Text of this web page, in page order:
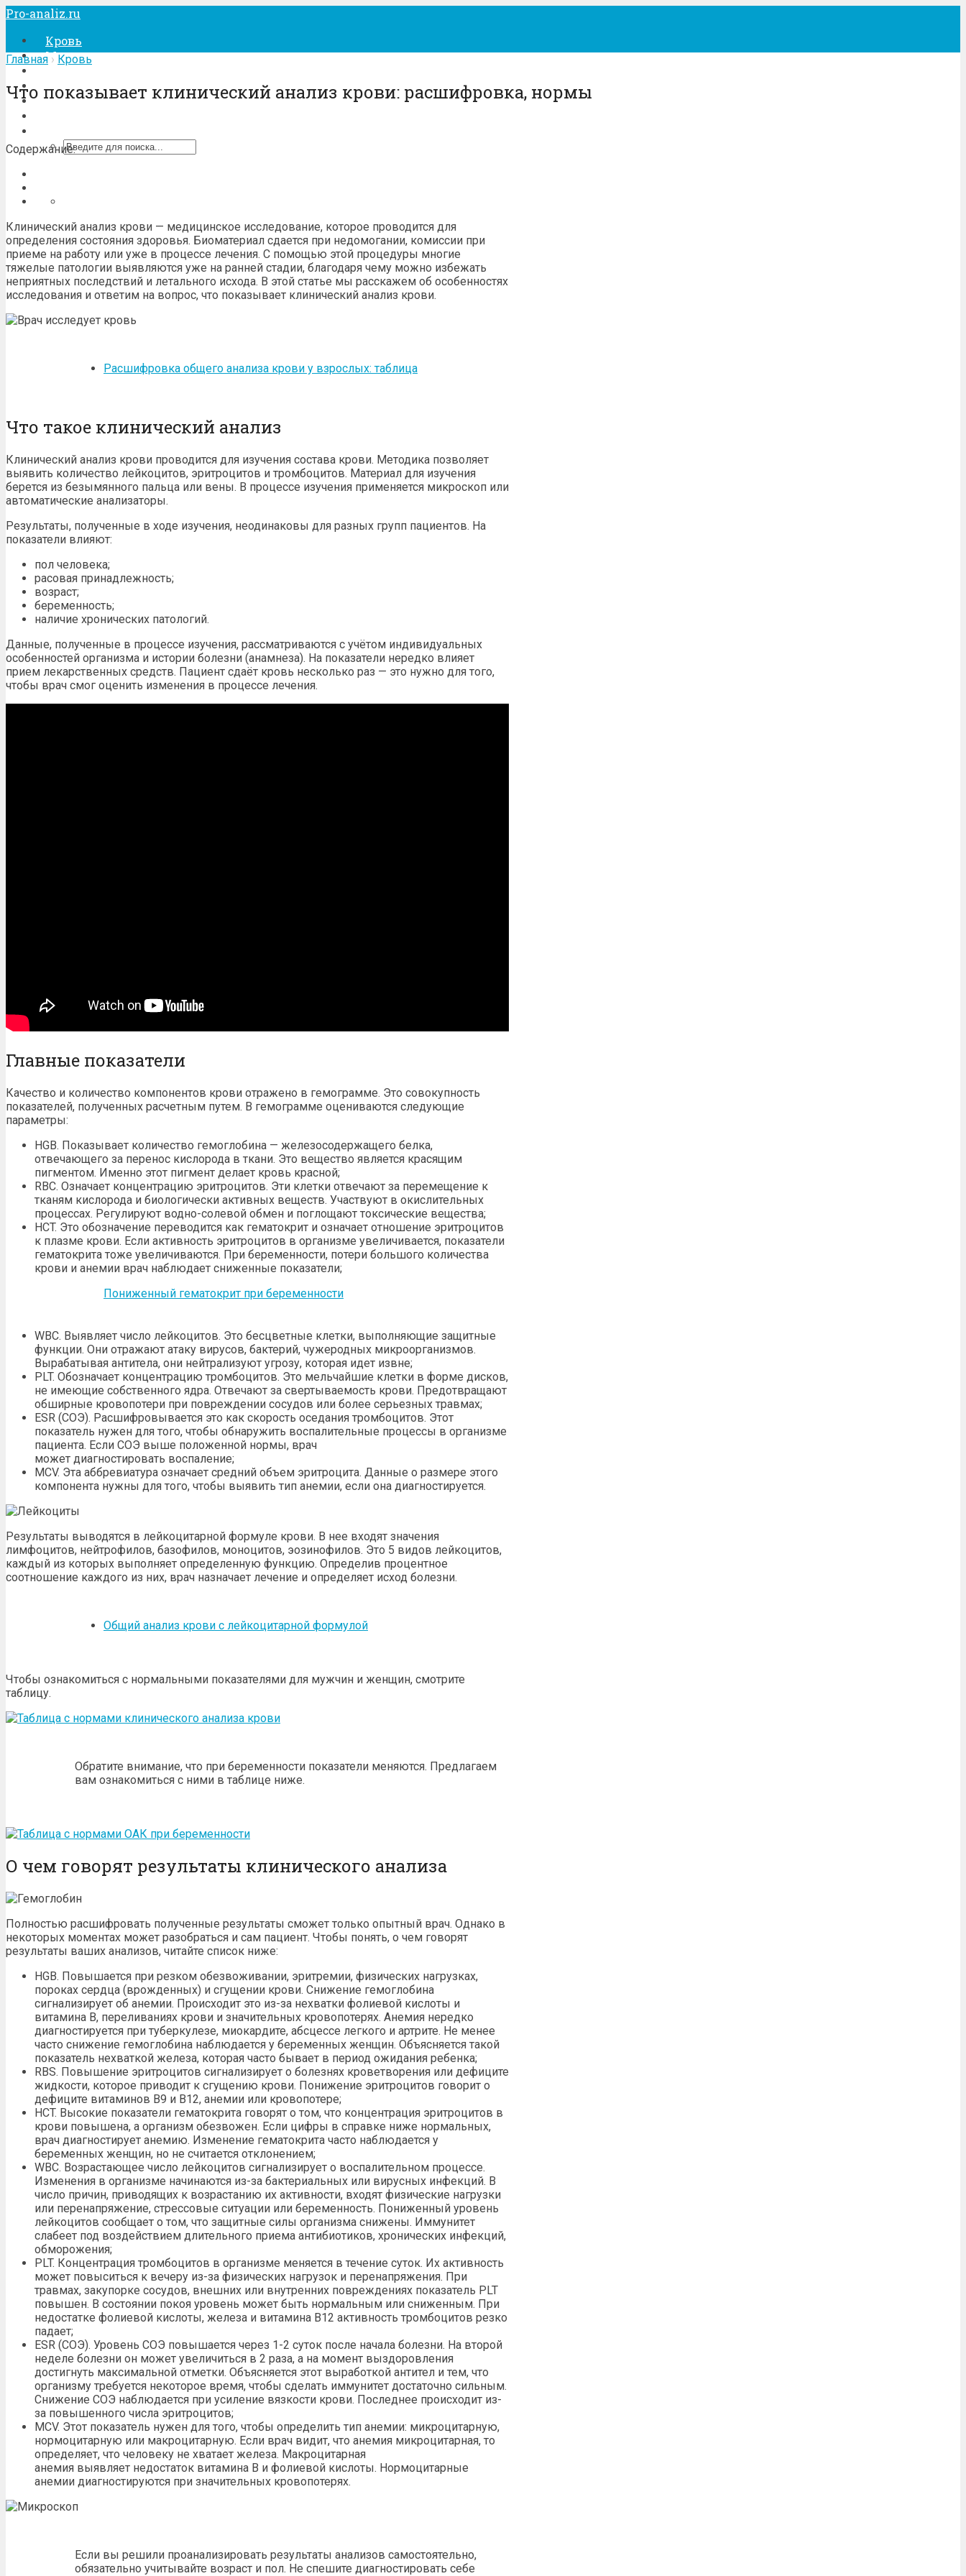
Pro-analiz.ru
Кровь
Моча
Кал
Лечение
Главная › Кровь
Что показывает клинический анализ крови: расшифровка, нормы
Содержание:
Клинический анализ крови — медицинское исследование, которое проводится для
определения состояния здоровья. Биоматериал сдается при недомогании, комиссии при
приеме на работу или уже в процессе лечения. С помощью этой процедуры многие
тяжелые патологии выявляются уже на ранней стадии, благодаря чему можно избежать
неприятных последствий и летального исхода. В этой статье мы расскажем об особенностях
исследования и ответим на вопрос, что показывает клинический анализ крови.
Расшифровка общего анализа крови у взрослых: таблица
Что такое клинический анализ
Клинический анализ крови проводится для изучения состава крови. Методика позволяет
выявить количество лейкоцитов, эритроцитов и тромбоцитов. Материал для изучения
берется из безымянного пальца или вены. В процессе изучения применяется микроскоп или
автоматические анализаторы.
Результаты, полученные в ходе изучения, неодинаковы для разных групп пациентов. На
показатели влияют:
пол человека;
расовая принадлежность;
возраст;
беременность;
наличие хронических патологий.
Данные, полученные в процессе изучения, рассматриваются с учётом индивидуальных
особенностей организма и истории болезни (анамнеза). На показатели нередко влияет
прием лекарственных средств. Пациент сдаёт кровь несколько раз — это нужно для того,
чтобы врач смог оценить изменения в процессе лечения.
Главные показатели
Качество и количество компонентов крови отражено в гемограмме. Это совокупность
показателей, полученных расчетным путем. В гемограмме оцениваются следующие
параметры:
HGB. Показывает количество гемоглобина — железосодержащего белка,
отвечающего за перенос кислорода в ткани. Это вещество является красящим
пигментом. Именно этот пигмент делает кровь красной;
RBC. Означает концентрацию эритроцитов. Эти клетки отвечают за перемещение к
тканям кислорода и биологически активных веществ. Участвуют в окислительных
процессах. Регулируют водно-солевой обмен и поглощают токсические вещества;
HCT. Это обозначение переводится как гематокрит и означает отношение эритроцитов
к плазме крови. Если активность эритроцитов в организме увеличивается, показатели
гематокрита тоже увеличиваются. При беременности, потери большого количества
крови и анемии врач наблюдает сниженные показатели;
Пониженный гематокрит при беременности
WBC. Выявляет число лейкоцитов. Это бесцветные клетки, выполняющие защитные
функции. Они отражают атаку вирусов, бактерий, чужеродных микроорганизмов.
Вырабатывая антитела, они нейтрализуют угрозу, которая идет извне;
PLT. Обозначает концентрацию тромбоцитов. Это мельчайшие клетки в форме дисков,
не имеющие собственного ядра. Отвечают за свертываемость крови. Предотвращают
обширные кровопотери при повреждении сосудов или более серьезных травмах;
ESR (СОЭ). Расшифровывается это как скорость оседания тромбоцитов. Этот
показатель нужен для того, чтобы обнаружить воспалительные процессы в организме
пациента. Если СОЭ выше положенной нормы, врач
может диагностировать воспаление;
MCV. Эта аббревиатура означает средний объем эритроцита. Данные о размере этого
компонента нужны для того, чтобы выявить тип анемии, если она диагностируется.
Результаты выводятся в лейкоцитарной формуле крови. В нее входят значения
лимфоцитов, нейтрофилов, базофилов, моноцитов, эозинофилов. Это 5 видов лейкоцитов,
каждый из которых выполняет определенную функцию. Определив процентное
соотношение каждого из них, врач назначает лечение и определяет исход болезни.
Общий анализ крови с лейкоцитарной формулой
Чтобы ознакомиться с нормальными показателями для мужчин и женщин, смотрите
таблицу.
Обратите внимание, что при беременности показатели меняются. Предлагаем
вам ознакомиться с ними в таблице ниже.
О чем говорят результаты клинического анализа
Полностью расшифровать полученные результаты сможет только опытный врач. Однако в
некоторых моментах может разобраться и сам пациент. Чтобы понять, о чем говорят
результаты ваших анализов, читайте список ниже:
HGB. Повышается при резком обезвоживании, эритремии, физических нагрузках,
пороках сердца (врожденных) и сгущении крови. Снижение гемоглобина
сигнализирует об анемии. Происходит это из-за нехватки фолиевой кислоты и
витамина B, переливаниях крови и значительных кровопотерях. Анемия нередко
диагностируется при туберкулезе, миокардите, абсцессе легкого и артрите. Не менее
часто снижение гемоглобина наблюдается у беременных женщин. Объясняется такой
показатель нехваткой железа, которая часто бывает в период ожидания ребенка;
RBS. Повышение эритроцитов сигнализирует о болезнях кроветворения или дефиците
жидкости, которое приводит к сгущению крови. Понижение эритроцитов говорит о
дефиците витаминов B9 и B12, анемии или кровопотере;
HCT. Высокие показатели гематокрита говорят о том, что концентрация эритроцитов в
крови повышена, а организм обезвожен. Если цифры в справке ниже нормальных,
врач диагностирует анемию. Изменение гематокрита часто наблюдается у
беременных женщин, но не считается отклонением;
WBC. Возрастающее число лейкоцитов сигнализирует о воспалительном процессе.
Изменения в организме начинаются из-за бактериальных или вирусных инфекций. В
число причин, приводящих к возрастанию их активности, входят физические нагрузки
или перенапряжение, стрессовые ситуации или беременность. Пониженный уровень
лейкоцитов сообщает о том, что защитные силы организма снижены. Иммунитет
слабеет под воздействием длительного приема антибиотиков, хронических инфекций,
обморожения;
PLT. Концентрация тромбоцитов в организме меняется в течение суток. Их активность
может повыситься к вечеру из-за физических нагрузок и перенапряжения. При
травмах, закупорке сосудов, внешних или внутренних повреждениях показатель PLT
повышен. В состоянии покоя уровень может быть нормальным или сниженным. При
недостатке фолиевой кислоты, железа и витамина B12 активность тромбоцитов резко
падает;
ESR (СОЭ). Уровень СОЭ повышается через 1-2 суток после начала болезни. На второй
неделе болезни он может увеличиться в 2 раза, а на момент выздоровления
достигнуть максимальной отметки. Объясняется этот выработкой антител и тем, что
организму требуется некоторое время, чтобы сделать иммунитет достаточно сильным.
Снижение СОЭ наблюдается при усиление вязкости крови. Последнее происходит из-
за повышенного числа эритроцитов;
MCV. Этот показатель нужен для того, чтобы определить тип анемии: микроцитарную,
нормоцитарную или макроцитарную. Если врач видит, что анемия микроцитарная, то
определяет, что человеку не хватает железа. Макроцитарная
анемия выявляет недостаток витамина B и фолиевой кислоты. Нормоцитарные
анемии диагностируются при значительных кровопотерях.
Если вы решили проанализировать результаты анализов самостоятельно,
обязательно учитывайте возраст и пол. Не спешите диагностировать себе